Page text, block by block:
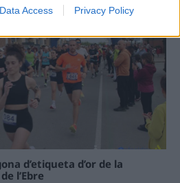
Data Access Privacy Policy
d’etiqueta d’or de la
l’Ebre